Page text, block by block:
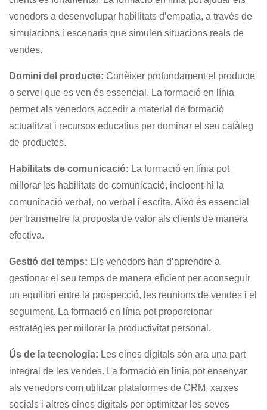
venedors a desenvolupar habilitats d’empatia, a través de
simulacions i escenaris que simulen situacions reals de
vendes.
Domini del producte: Conèixer profundament el producte
o servei que es ven és essencial. La formació en línia
permet als venedors accedir a material de formació
actualitzat i recursos educatius per dominar el seu catàleg
de productes.
Habilitats de comunicació: La formació en línia pot
millorar les habilitats de comunicació, incloent-hi la
comunicació verbal, no verbal i escrita. Això és essencial
per transmetre la proposta de valor als clients de manera
efectiva.
Gestió del temps: Els venedors han d’aprendre a
gestionar el seu temps de manera eficient per aconseguir
un equilibri entre la prospecció, les reunions de vendes i el
seguiment. La formació en línia pot proporcionar
estratègies per millorar la productivitat personal.
Ús de la tecnologia: Les eines digitals són ara una part
integral de les vendes. La formació en línia pot ensenyar
als venedors com utilitzar plataformes de CRM, xarxes
socials i altres eines digitals per optimitzar les seves